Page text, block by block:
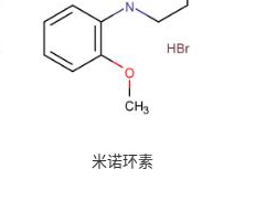
米诺环素